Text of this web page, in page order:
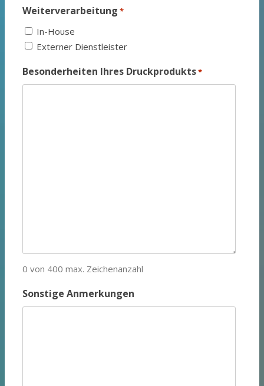
Weiterverarbeitung *
In-House
Externer Dienstleister
Besonderheiten Ihres Druckprodukts*
0 von 400 max. Zeichenanzahl
Sonstige Anmerkungen